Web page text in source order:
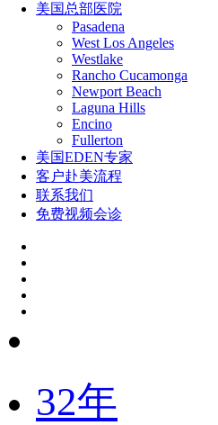
美国总部医院
Pasadena
West Los Angeles
Westlake
Rancho Cucamonga
Newport Beach
Laguna Hills
Encino
Fullerton
美国EDEN专家
客户赴美流程
联系我们
免费视频会诊
32年